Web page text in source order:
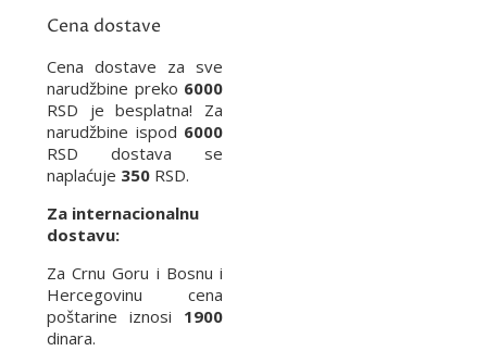
Cena dostave
Cena dostave za sve
narudžbine preko 6000
RSD je besplatna! Za
narudžbine ispod 6000
RSD dostava se
naplaćuje 350 RSD.
Za internacionalnu
dostavu:
Za Crnu Goru i Bosnu i
Hercegovinu cena
poštarine iznosi 1900
dinara.